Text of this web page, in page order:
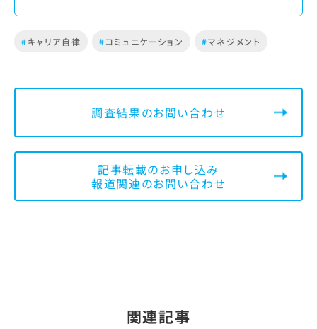
#キャリア自律 #コミュニケーション #マネジメント
調査結果のお問い合わせ
記事転載のお申し込み
報道関連のお問い合わせ
関連記事